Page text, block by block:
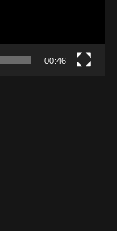
00:46